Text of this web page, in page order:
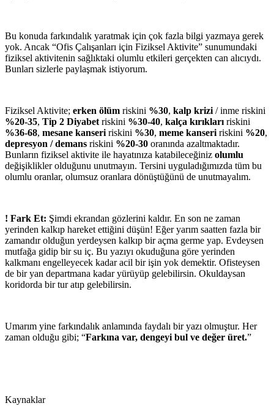
Bu konuda farkındalık yaratmak için çok fazla bilgi yazmaya gerek
yok. Ancak “Ofis Çalışanları için Fiziksel Aktivite” sunumundaki
fiziksel aktivitenin sağlıktaki olumlu etkileri gerçekten can alıcıydı.
Bunları sizlerle paylaşmak istiyorum.
Fiziksel Aktivite; erken ölüm riskini %30, kalp krizi / inme riskini
%20-35, Tip 2 Diyabet riskini %30-40, kalça kırıkları riskini
%36-68, mesane kanseri riskini %30, meme kanseri riskini %20,
depresyon / demans riskini %20-30 oranında azaltmaktadır.
Bunların fiziksel aktivite ile hayatınıza katabileceğiniz olumlu
değişiklikler olduğunu unutmayın. Tersini uyguladığımızda tüm bu
olumlu oranlar, olumsuz oranlara dönüştüğünü de unutmayalım.
! Fark Et: Şimdi ekrandan gözlerini kaldır. En son ne zaman
yerinden kalkıp hareket ettiğini düşün! Eğer yarım saatten fazla bir
zamandır olduğun yerdeysen kalkıp bir açma germe yap. Evdeysen
mutfağa gidip bir su iç. Bu yazıyı okuduğuna göre yerinden
kalkmanı engelleyecek kadar acil bir işin yok demektir. Ofisteysen
de bir yan departmana kadar yürüyüp gelebilirsin. Okuldaysan
koridorda bir tur atıp gelebilirsin.
Umarım yine farkındalık anlamında faydalı bir yazı olmuştur. Her
zaman olduğu gibi; “Farkına var, dengeyi bul ve değer üret.”
Kaynaklar